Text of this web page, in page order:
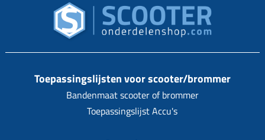
Toepassingslijsten voor scooter/brommer
Bandenmaat scooter of brommer
Toepassingslijst Accu's